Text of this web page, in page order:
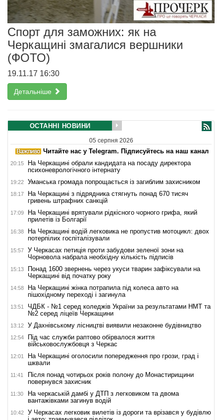
Спорт для заможних: як на
Черкащині змагалися вершники
(ФОТО)
19.11.17 16:30
Детальніше
ОСТАННІ НОВИНИ
05 серпня 2026
Читайте нас у Telegram. Підписуйтесь на наш канал
20:15
На Черкащині обрали кандидата на посаду директора
психоневрологічного інтернату
19:22 Уманська громада попрощається із загиблим захисником
18:17
На Черкащині з підрядника стягнуть понад 670 тисяч
гривень штрафних санкцій
17:09
На Черкащині врятували рідкісного чорного грифа, який
прилетів із Болгарії
16:38
На Черкащині водій легковика не пропустив мотоцикл: двох
потерпілих госпіталізували
15:57
У Черкасах петиція проти забудови зеленої зони на
Чорновола набрала необхідну кількість підписів
15:13
Понад 1600 звернень через укуси тварин зафіксували на
Черкащині від початку року
14:58
На Черкащині жінка потрапила під колеса авто на
пішохідному переході і загинула
13:51
ЧДБК - №1 серед коледжів України за результатами НМТ та
№2 серед ліцеїв Черкащини
13:12 У Дахнівському лісництві виявили незаконне будівництво
12:54
Під час служби раптово обірвалося життя
військовослужбовця з Черкас
12:01
На Черкащині оголосили попередження про грози, град і
шквали
11:41
Після понад чотирьох років полону до Монастирищини
повернувся захисник
11:30
На черкаській дамбі у ДТП з легковиком та двома
вантажівками загинув водій
10:42
У Черкасах легковик вилетів із дороги та врізався у будівлю